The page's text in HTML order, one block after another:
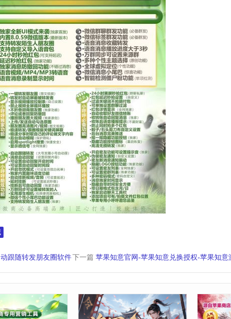
跟随转发朋友圈软件下一篇 苹果知意官网-苹果知意兑换授权-苹果知意